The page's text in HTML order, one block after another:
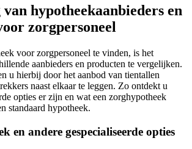
hypotheekaanbieders en
zorgpersoneel
voor zorgpersoneel te vinden, is het
aanbieders en producten te vergelijken.
u hierbij door het aanbod van tientallen
naast elkaar te leggen. Zo ontdekt u
opties er zijn en wat een zorghypotheek
standaard hypotheek.
en andere gespecialiseerde opties